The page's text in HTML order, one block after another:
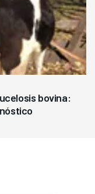
bovina: